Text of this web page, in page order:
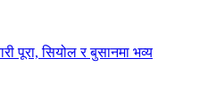
पूरा, सियोल र बुसानमा भव्य